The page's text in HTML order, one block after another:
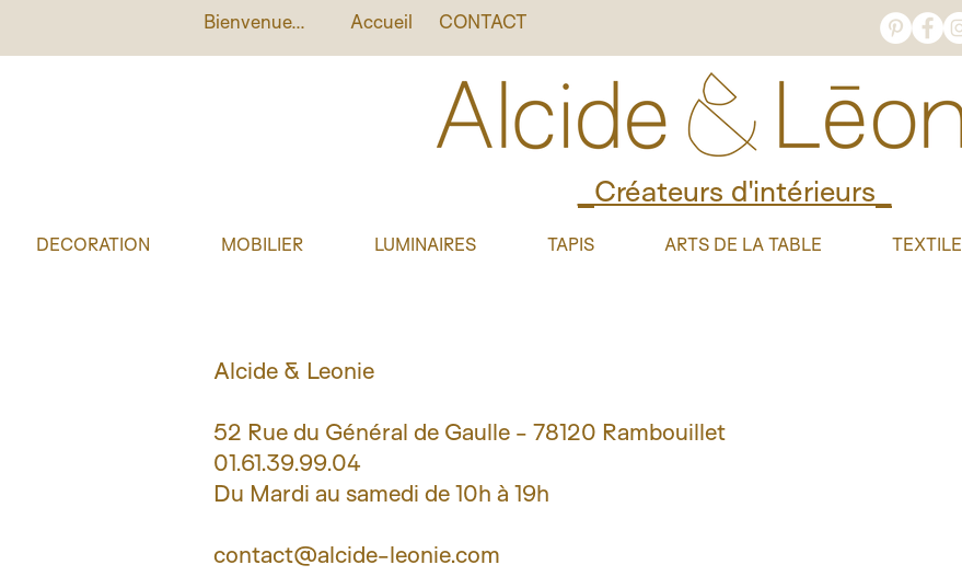
Bienvenue... Accueil CONTACT
_Créateurs d'intérieurs_
DECORATION MOBILIER LUMINAIRES TAPIS ARTS DE LA TABLE TEXTILE
Alcide & Leonie
52 Rue du Général de Gaulle - 78120 Rambouillet
01.61.39.99.04
Du Mardi au samedi de 10h à 19h
contact@alcide-leonie.com